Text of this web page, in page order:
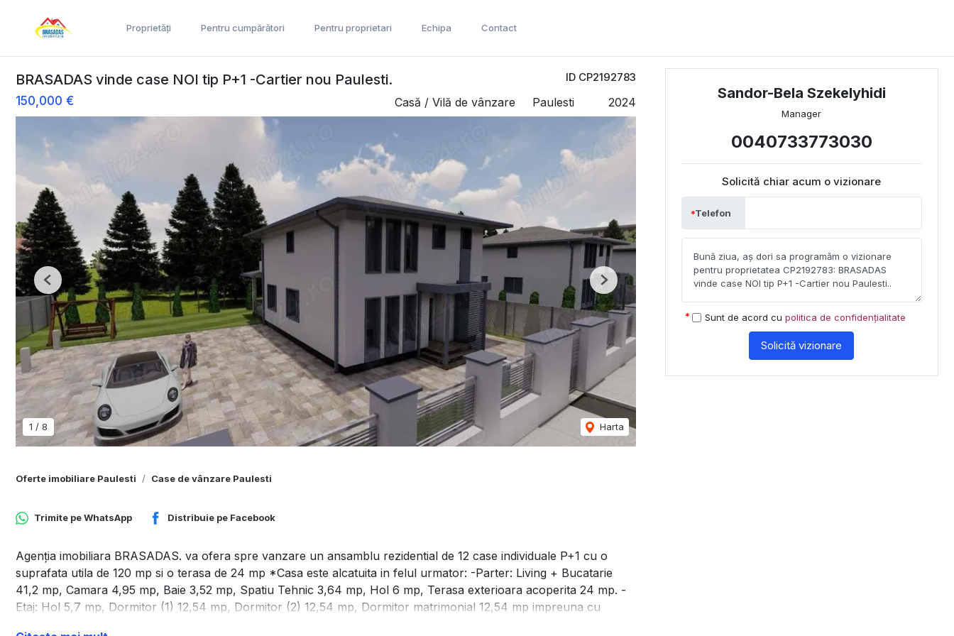
Proprietăți Pentru cumpărători Pentru proprietari Echipa Contact
ID CP2192783
BRASADAS vinde case NOI tip P+1 -Cartier nou Paulesti.
150,000 € Casă / Vilă de vânzare Paulesti 2024
1 / 8 Harta
Previous Next
Oferte imobiliare Paulesti Case de vânzare Paulesti
Trimite peWhatsApp Distribuie pe Facebook
Agenția imobiliara BRASADAS. va ofera spre vanzare un ansamblu rezidential de 12 case individuale P+1 cu o
suprafata utila de 120 mp si o terasa de 24 mp *Casa este alcatuita in felul urmator: -Parter: Living + Bucatarie
41,2 mp, Camara 4,95 mp, Baie 3,52 mp, Spatiu Tehnic 3,64 mp, Hol 6 mp, Terasa exterioara acoperita 24 mp. -
Etaj: Hol 5,7 mp, Dormitor (1) 12,54 mp, Dormitor (2) 12,54 mp, Dormitor matrimonial 12,54 mp impreuna cu
Sandor-Bela Szekelyhidi
Manager
0040733773030
Solicită chiar acum o vizionare
Telefon
Sunt de acord cu politica de confidențialitate
Solicită vizionare